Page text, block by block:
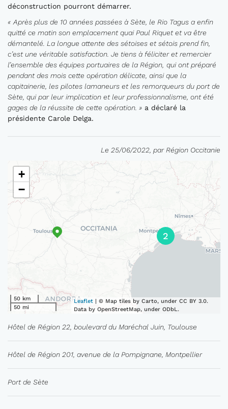
déconstruction pourront démarrer.
« Après plus de 10 années passées à Sète, le Rio Tagus a enfin
quitté ce matin son emplacement quai Paul Riquet et va être
démantelé. La longue attente des sétoises et sétois prendfin,
c’est une véritable satisfaction. Je tiens à féliciteret remercier
l’ensemble des équipes portuaires de la Région qui ont préparé
pendant des mois cette opération délicate , ainsi que la
capitainerie, les pilotes lamaneurs etles remorqueurs du port de
Sète , qui par leur implication et leur professionnalisme ont été
gages de la réussite de cette opération » a déclaré la
présidente Carole Delga.
Le 25/06/2022, par Région Occitanie
2
+
−
50 km
50 mi
Leaflet | © Map tiles by Carto, under CC BY 3.0.
Data by OpenStreetMap, under ODbL.
Hôtel de Région 22, boulevard du Maréchal Juin, Toulouse
Hôtel de Région 201, avenue de la Pompignane, Montpellier
Port de Sète